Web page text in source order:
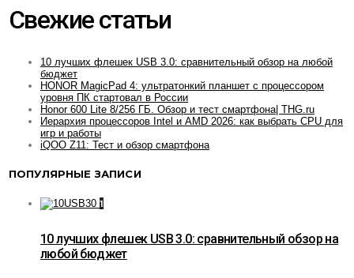
Свежие статьи
10 лучших флешек USB 3.0: сравнительный обзор на любой
бюджет
HONOR MagicPad 4: ультратонкий планшет с процессором
уровня ПК стартовал в России
Honor 600 Lite 8/256 ГБ. Обзор и тест смартфона| THG.ru
Иерархия процессоров Intel и AMD 2026: как выбрать CPU для
игр и работы
iQOO Z11: Тест и обзор смартфона
ПОПУЛЯРНЫЕ ЗАПИСИ
1
10 лучших флешек USB 3.0: сравнительный обзор на
любой бюджет